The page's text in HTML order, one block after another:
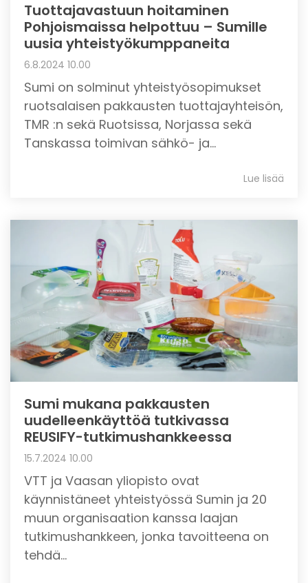
Tuottajavastuun hoitaminen
Pohjoismaissa helpottuu – Sumille
uusia yhteistyökumppaneita
6.8.2024 10.00
Sumi on solminut yhteistyösopimukset
ruotsalaisen pakkausten tuottajayhteisön,
TMR :n sekä Ruotsissa, Norjassa sekä
Tanskassa toimivan sähkö- ja...
Lue lisää
Sumi mukana pakkausten
uudelleenkäyttöä tutkivassa
REUSIFY-tutkimushankkeessa
15.7.2024 10.00
VTT ja Vaasan yliopisto ovat
käynnistäneet yhteistyössä Sumin ja 20
muun organisaation kanssa laajan
tutkimushankkeen, jonka tavoitteena on
tehdä...